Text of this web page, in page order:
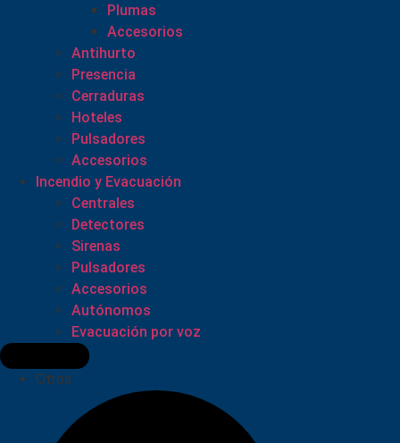
Plumas
Accesorios
Antihurto
Presencia
Cerraduras
Hoteles
Pulsadores
Accesorios
Incendio y Evacuación
Centrales
Detectores
Sirenas
Pulsadores
Accesorios
Autónomos
Evacuación por voz
Otros